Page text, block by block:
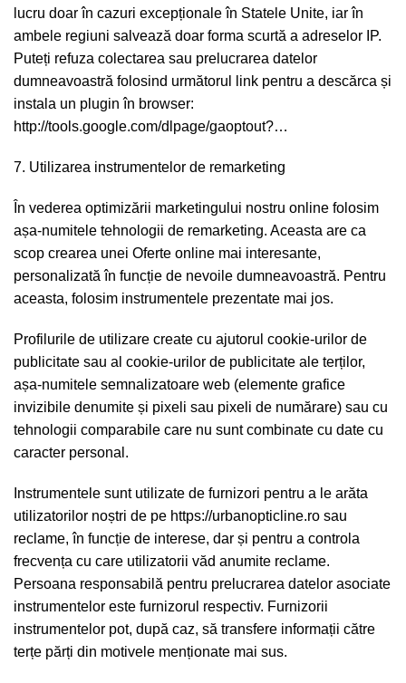
lucru doar în cazuri excepționale în Statele Unite, iar în
ambele regiuni salvează doar forma scurtă a adreselor IP.
Puteți refuza colectarea sau prelucrarea datelor
dumneavoastră folosind următorul link pentru a descărca și
instala un plugin în browser:
http://tools.google.com/dlpage/gaoptout?…
7. Utilizarea instrumentelor de remarketing
În vederea optimizării marketingului nostru online folosim
așa-numitele tehnologii de remarketing. Aceasta are ca
scop crearea unei Oferte online mai interesante,
personalizată în funcție de nevoile dumneavoastră. Pentru
aceasta, folosim instrumentele prezentate mai jos.
Profilurile de utilizare create cu ajutorul cookie-urilor de
publicitate sau al cookie-urilor de publicitate ale terților,
așa-numitele semnalizatoare web (elemente grafice
invizibile denumite și pixeli sau pixeli de numărare) sau cu
tehnologii comparabile care nu sunt combinate cu date cu
caracter personal.
Instrumentele sunt utilizate de furnizori pentru a le arăta
utilizatorilor noștri de pe https://urbanopticline.ro sau
reclame, în funcție de interese, dar și pentru a controla
frecvența cu care utilizatorii văd anumite reclame.
Persoana responsabilă pentru prelucrarea datelor asociate
instrumentelor este furnizorul respectiv. Furnizorii
instrumentelor pot, după caz, să transfere informații către
terțe părți din motivele menționate mai sus.